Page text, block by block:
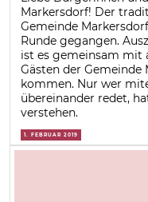
Markersdorf! Der
Gemeinde
Runde gegangen.
ist es gemeinsam mit
Gästen der Gemeinde
kommen. Nur wer
übereinander redet,
verstehen.
1. FEBRUAR 2019